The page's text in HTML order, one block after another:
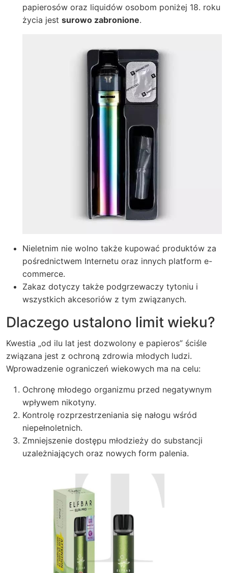
papierosów oraz liquidów osobom poniżej 18. roku
życia jest surowo zabronione.
Nieletnim nie wolno także kupować produktów za
pośrednictwem Internetu oraz innych platform e-
commerce.
Zakaz dotyczy także podgrzewaczy tytoniu i
wszystkich akcesoriów z tym związanych.
Dlaczego ustalono limit wieku?
Kwestia „od ilu lat jest dozwolony e papieros” ściśle
związana jest z ochroną zdrowia młodych ludzi.
Wprowadzenie ograniczeń wiekowych ma na celu:
Ochronę młodego organizmu przed negatywnym
wpływem nikotyny.
Kontrolę rozprzestrzeniania się nałogu wśród
niepełnoletnich.
Zmniejszenie dostępu młodzieży do substancji
uzależniających oraz nowych form palenia.